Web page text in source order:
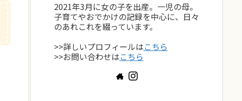
2021年3月に女の子を出産。一児の母。
子育てやおでかけの記録を中心に、日々
のあれこれを綴っています。
>>詳しいプロフィールはこちら
>>お問い合わせはこちら